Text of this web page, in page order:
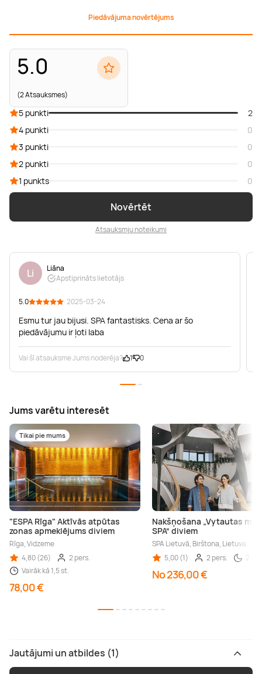
Piedāvājuma novērtējums
5.0
(2 Atsauksmes)
Novērtēt
Atsauksmju noteikumi
5 punkti
2
4 punkti
0
3 punkti
0
2 punkti
0
1 punkts
0
Li
Liāna
Apstiprināts lietotājs
5.0 · 2025-03-24
Esmu tur jau bijusi. SPA fantastisks. Cena ar šo
piedāvājumu ir ļoti laba
Vai šī atsauksme Jums noderēja? 1 0
Jums varētu interesēt
Tikai pie mums
"ESPA Rīga" Aktīvās atpūtas
zonas apmeklējums diviem
Rīga, Vidzeme
4,80 (26)
2 pers.
Vairāk kā 1,5 st.
78,00 €
Nakšņošana „Vytautas
SPA“ diviem
SPA Lietuvā, Birštona, Lietuva
5,00 (1)
2 pers. 2
No 236,00 €
Jautājumi un atbildes (1)